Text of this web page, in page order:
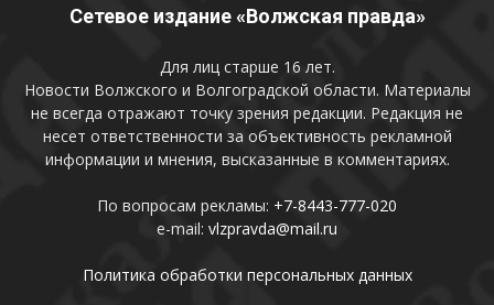
Сетевое издание «Волжская правда»
Для лиц старше 16 лет.
Новости Волжского и Волгоградской области. Материалы
не всегда отражают точку зрения редакции. Редакция не
несет ответственности за объективность рекламной
информации и мнения, высказанные в комментариях.
По вопросам рекламы: +7-8443-777-020
e-mail: vlzpravda@mail.ru
Политика обработки персональных данных